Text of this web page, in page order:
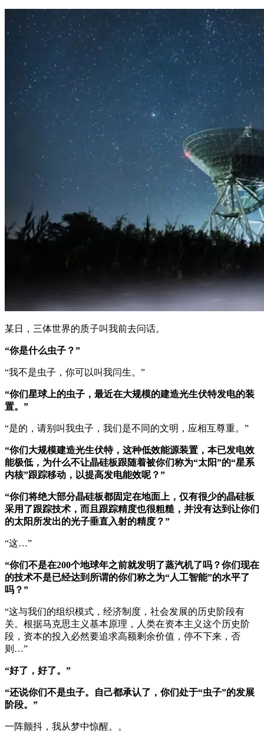
某日，三体世界的质子叫我前去问话。
“你是什么虫子？”
“我不是虫子，你可以叫我闫生。”
“你们星球上的虫子，最近在大规模的建造光生伏特发电的装
置。”
“是的，请别叫我虫子，我们是不同的文明，应相互尊重。”
“你们大规模建造光生伏特，这种低效能源装置，本已发电效
能极低，为什么不让晶硅板跟随着被你们称为“太阳”的“星系
内核”跟踪移动，以提高发电能效呢？”
“你们将绝大部分晶硅板都固定在地面上，仅有很少的晶硅板
采用了跟踪技术，而且跟踪精度也很粗糙，并没有达到让你们
的太阳所发出的光子垂直入射的精度？”
“这…”
“你们不是在200个地球年之前就发明了蒸汽机了吗？你们现在
的技术不是已经达到所谓的你们称之为“人工智能”的水平了
吗？”
“这与我们的组织模式，经济制度，社会发展的历史阶段有
关。根据马克思主义基本原理，人类在资本主义这个历史阶
段，资本的投入必然要追求高额剩余价值，停不下来，否
则…”
“好了，好了。”
“还说你们不是虫子。自己都承认了，你们处于“虫子”的发展
阶段。”
一阵颤抖，我从梦中惊醒。。